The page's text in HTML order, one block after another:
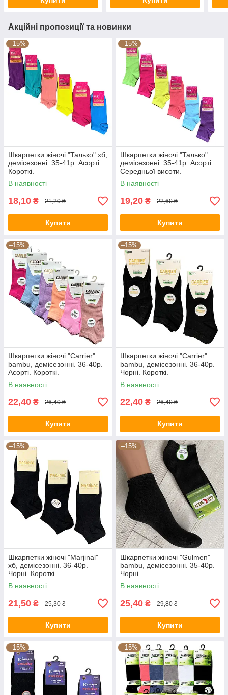
Акційні пропозиції та новинки
–15%
Шкарпетки жіночі "Талько" хб,
демісезонні. 35-41р. Асорті.
Короткі.
В наявності
18,10 ₴ 21,20 ₴
Купити
–15%
Шкарпетки жіночі "Талько"
демісезонні. 35-41р. Асорті.
Середньої висоти.
В наявності
19,20 ₴ 22,60 ₴
Купити
–15%
Шкарпетки жіночі "Carrier"
bambu, демісезонні. 36-40р.
Асорті. Короткі.
В наявності
22,40 ₴ 26,40 ₴
Купити
–15%
Шкарпетки жіночі "Carrier"
bambu, демісезонні. 36-40р.
Чорні. Короткі.
В наявності
22,40 ₴ 26,40 ₴
Купити
–15%
Шкарпетки жіночі "Marjinal"
хб, демісезонні. 36-40р.
Чорні. Короткі.
В наявності
21,50 ₴ 25,30 ₴
Купити
–15%
Шкарпетки жіночі "Gulmen"
bambu, демісезонні. 35-40р.
Чорні.
В наявності
25,40 ₴ 29,80 ₴
Купити
–15% –15%